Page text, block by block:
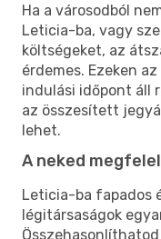
Ha a városodból
Leticia-ba, vagy
költségeket, az
érdemes. Ezeken
indulási időpont áll
az összesített
lehet.
A neked
Leticia-ba fapados
légitársaságok